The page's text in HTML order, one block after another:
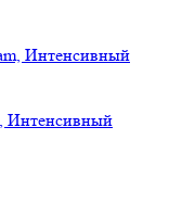
Интенсивный